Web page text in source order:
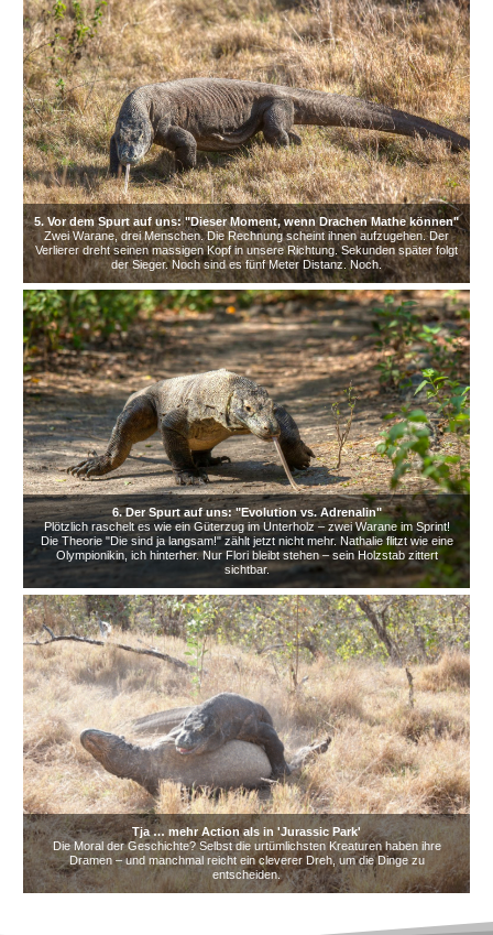
5. Vor dem Spurt auf uns: "Dieser Moment, wenn Drachen Mathe können"
Zwei Warane, drei Menschen. Die Rechnung scheint ihnen aufzugehen. Der
Verlierer dreht seinen massigen Kopf in unsere Richtung. Sekunden später folgt
der Sieger. Noch sind es fünf Meter Distanz. Noch.
6. Der Spurt auf uns: "Evolution vs. Adrenalin"
Plötzlich raschelt es wie ein Güterzug im Unterholz – zwei Warane im Sprint!
Die Theorie "Die sind ja langsam!" zählt jetzt nicht mehr. Nathalie flitzt wie eine
Olympionikin, ich hinterher. Nur Flori bleibt stehen – sein Holzstab zittert
sichtbar.
Tja … mehr Action als in 'Jurassic Park'
Die Moral der Geschichte? Selbst die urtümlichsten Kreaturen haben ihre
Dramen – und manchmal reicht ein cleverer Dreh, um die Dinge zu
entscheiden.